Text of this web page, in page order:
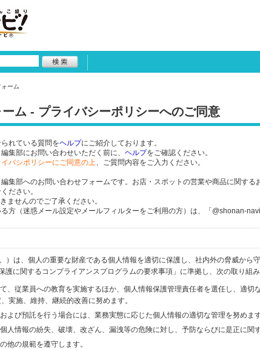
ーム
ム - プライバシーポリシーへのご同意
れている質問をヘルプにご紹介しております。
集部にお問い合わせいただく前に、 ヘルプをご確認ください。
イバシポリシーにご同意の上、ご質問内容をご入力ください。
集部へのお問い合わせフォームです。お店・スポットの営業や商品に関する
ださい。
ませんのでご了承ください。
方（迷惑メール設定やメールフィルターをご利用の方）は、「@shonan-
）は、個人の重要な財産である個人情報を適切に保護し、社内外の脅威から
護に関するコンプライアンスプログラムの要求事項」に準拠し、次の取り組み
、従業員への教育を実施するほか、個人情報保護管理責任者を選任し、適切
実施、維持、継続的改善に努めます。
よび預託を行う場合には、業務実態に応じた個人情報の適切な管理を努めます
人情報の紛失、破壊、改ざん、漏洩等の危険に対し、予防ならびに是正に関
他の規範を遵守します。